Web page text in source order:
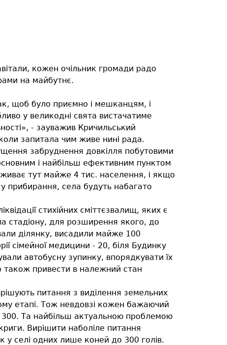
кожен очільник громади радо
на майбутнє.
щоб було приємно і мешканцям, і
у великодні свята вистачатиме
- зауважив Кричильський
запитала чим живе нині рада.
забруднення довкілля побутовими
і найбільш ефективним пунктом
тут майже 4 тис. населення, і якщо
прибирання, села будуть набагато
стихійних сміттєзвалищ, яких є
стадіону, для розширення якого, до
ділянку, висадили майже 100
сімейної медицини - 20, біля Будинку
автобусну зупинку, впорядкувати їх
також привести в належний стан
питання з виділення земельних
етапі. Тож невдовзі кожен бажаючий
300. Та найбільш актуальною проблемою
Вирішити наболіле питання
селі одних лише коней до 300 голів.